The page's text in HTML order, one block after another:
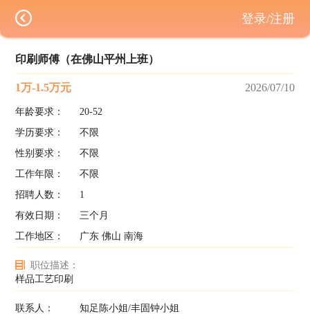
印刷师傅（在佛山平州上班）
1万-1.5万元 2026/07/10
年龄要求：
20-52
学历要求：
不限
性别要求：
不限
工作年限：
不限
招聘人数：
1
有效日期：
三个月
工作地区：
广东 佛山 南海
职位描述：
样品工艺印刷
联系人：
知足陈小姐/丰固钟小姐
登录/注册